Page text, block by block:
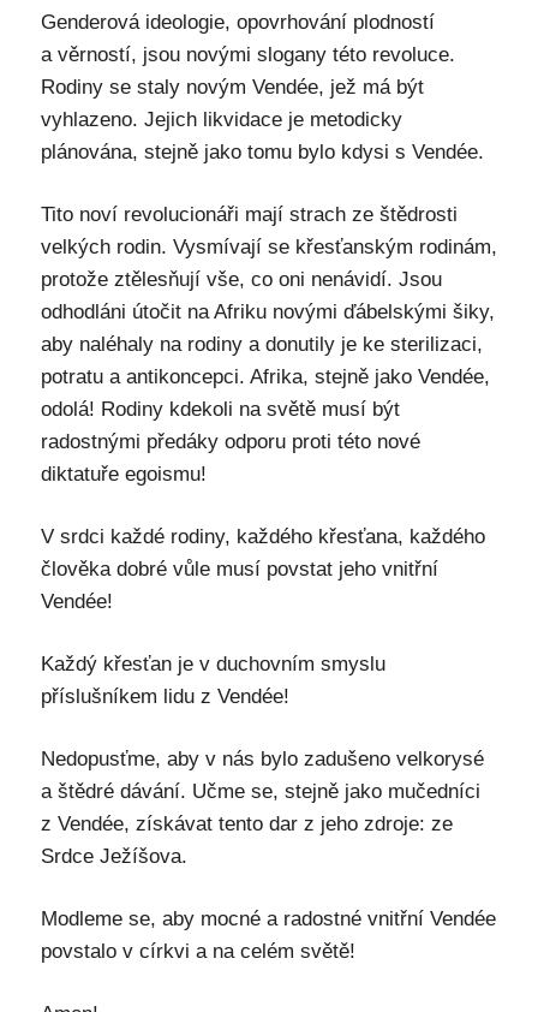
Genderová ideologie, opovrhování plodností
a věrností, jsou novými slogany této revoluce.
Rodiny se staly novým Vendée, jež má být
vyhlazeno. Jejich likvidace je metodicky
plánována, stejně jako tomu bylo kdysi s Vendée.
Tito noví revolucionáři mají strach ze štědrosti
velkých rodin. Vysmívají se křesťanským rodinám,
protože ztělesňují vše, co oni nenávidí. Jsou
odhodláni útočit na Afriku novými ďábelskými šiky,
aby naléhaly na rodiny a donutily je ke sterilizaci,
potratu a antikoncepci. Afrika, stejně jako Vendée,
odolá! Rodiny kdekoli na světě musí být
radostnými předáky odporu proti této nové
diktatuře egoismu!
V srdci každé rodiny, každého křesťana, každého
člověka dobré vůle musí povstat jeho vnitřní
Vendée!
Každý křesťan je v duchovním smyslu
příslušníkem lidu z Vendée!
Nedopusťme, aby v nás bylo zadušeno velkorysé
a štědré dávání. Učme se, stejně jako mučedníci
z Vendée, získávat tento dar z jeho zdroje: ze
Srdce Ježíšova.
Modleme se, aby mocné a radostné vnitřní Vendée
povstalo v církvi a na celém světě!